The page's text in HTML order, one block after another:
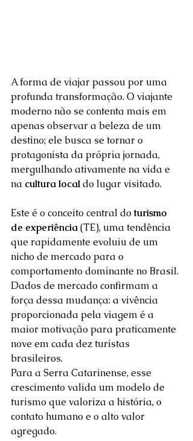
A forma de viajar passou por uma
profunda transformação. O viajante
moderno não se contenta mais em
apenas observar a beleza de um
destino; ele busca se tornar o
protagonista da própria jornada,
mergulhando ativamente na vida e
na cultura local do lugar visitado.
Este é o conceito central do turismo
de experiência (TE), uma tendência
que rapidamente evoluiu de um
nicho de mercado para o
comportamento dominante no Brasil.
Dados de mercado confirmam a
força dessa mudança: a vivência
proporcionada pela viagem é a
maior motivação para praticamente
nove em cada dez turistas
brasileiros.
Para a Serra Catarinense, esse
crescimento valida um modelo de
turismo que valoriza a história, o
contato humano e o alto valor
agregado.